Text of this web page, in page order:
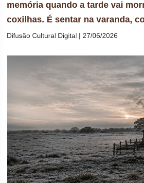
memória quando a tarde vai
coxilhas. É sentar na varanda,
Difusão Cultural Digital | 27/06/2026